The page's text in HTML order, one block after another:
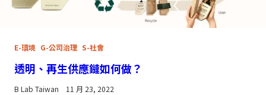
E-環境 G-公司治理 S-社會
透明、再生供應鏈如何做？
B Lab Taiwan 11 月 23, 2022